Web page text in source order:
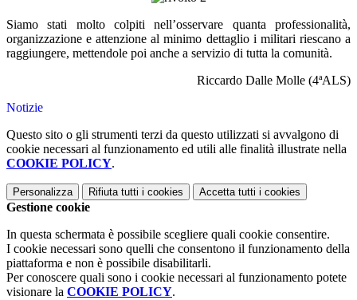
Siamo stati molto colpiti nell’osservare quanta professionalità,
organizzazione e attenzione al minimo dettaglio i militari riescano a
raggiungere, mettendole poi anche a servizio di tutta la comunità.
Riccardo Dalle Molle (4ªALS)
Notizie
Questo sito o gli strumenti terzi da questo utilizzati si avvalgono di
cookie necessari al funzionamento ed utili alle finalità illustrate nella
COOKIE POLICY.
Personalizza Rifiuta tutti i cookies Accetta tutti i cookies
Gestione cookie
In questa schermata è possibile scegliere quali cookie consentire.
I cookie necessari sono quelli che consentono il funzionamento della
piattaforma e non è possibile disabilitarli.
Per conoscere quali sono i cookie necessari al funzionamento potete
visionare la COOKIE POLICY.